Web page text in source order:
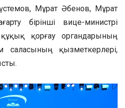
Мұрат Әбенов, Мұрат
бірінші вице-министрі
қорғау органдарының
қызметкерлері,